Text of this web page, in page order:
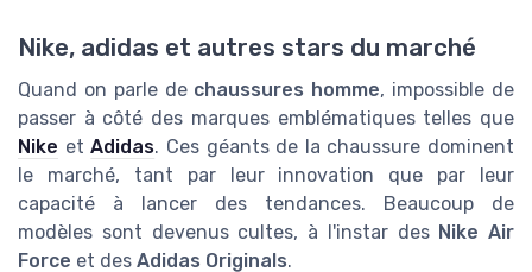
Nike, adidas et autres stars du marché
Quand on parle de chaussures homme, impossible de
passer à côté des marques emblématiques telles que
Nike etAdidas. Ces géants de la chaussure dominent
le marché, tant par leur innovation que par leur
capacité à lancer des tendances. Beaucoup de
modèles sont devenus cultes, à l'instar des Nike Air
Force et des Adidas Originals.